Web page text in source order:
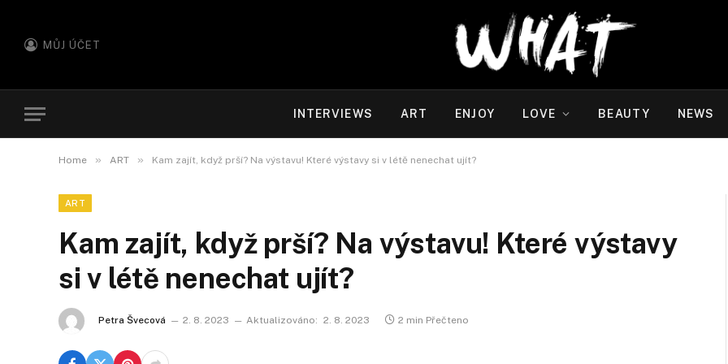
MŮJ ÚČET
INTERVIEWS ART ENJOY LOVE BEAUTY NEWS
Home » ART » Kam zajít, když prší? Na výstavu! Které výstavy si v létě nenechat ujít?
ART
Kam zajít, když prší? Na výstavu! Které výstavy
si v létě nenechat ujít?
Petra Švecová 2. 8. 2023 Aktualizováno: 2. 8. 2023 2 min Přečteno